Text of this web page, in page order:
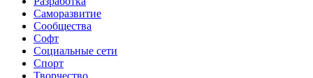
Саморазвитие
Сообщества
Софт
Социальные сети
Спорт
Творчество